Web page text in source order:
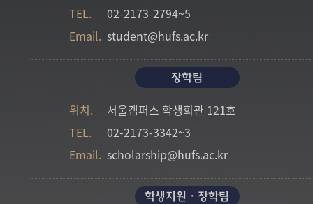
TEL.
02-2173-2794~5
Email. student@hufs.ac.kr
장학팀
위치. 서울캠퍼스 학생회관 121호
TEL.
02-2173-3342~3
Email. scholarship@hufs.ac.kr
학생지원・장학팀